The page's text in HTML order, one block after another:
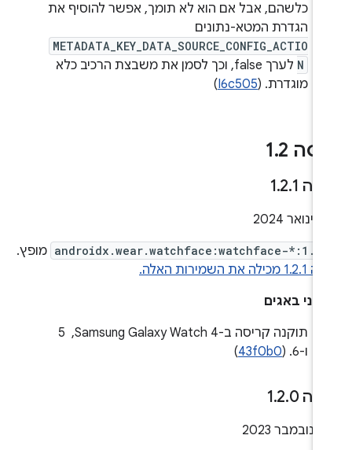
כלשהם, אבל אם הוא לא תומך, אפשר להוסיף את
הגדרת המטא-נתונים
METADATA_KEY_DATA_SOURCE_CONFIG_ACTIO
לערך false, וכך לסמן את משבצת הרכיב כלא
מוגדרת. (I6c505
)
.2
.2
androidx.wear.watchface:watchface- מופץ.
באגים
תוקנה קריסה ב-Samsung Galaxy Watch 4, ‏ 5
43f0b0
)
. 2.